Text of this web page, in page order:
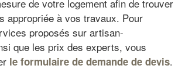
de votre logement afin de trouver
appropriée à vos travaux. Pour
proposés sur artisan-
que les prix des experts, vous
le formulaire de demande de devis.